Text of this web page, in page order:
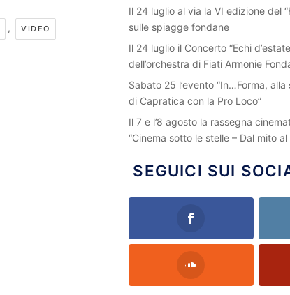
, VIDEO
Il 24 luglio al via la VI edizione del
sulle spiagge fondane
Il 24 luglio il Concerto “Echi
dell’orchestra di Fiati Armonie
Sabato 25 l’evento “In…Forma,
di Capratica con la Pro Loco”
Il 7 e l’8 agosto la rassegna
“Cinema sotto le stelle – Dal mito
SEGUICI SUI